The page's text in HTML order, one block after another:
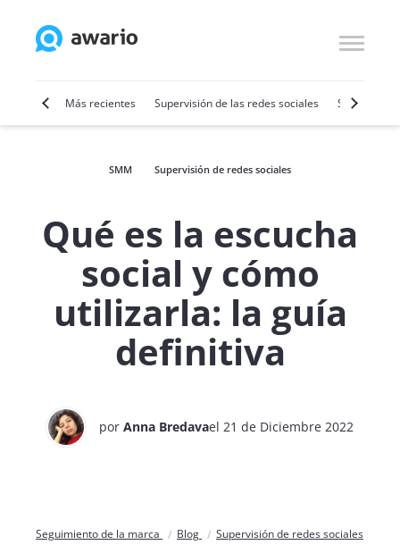
vídeo Más recientes Supervisión de las redes sociales SMM
SMM Supervisión de redes sociales
Qué es la escucha
social y cómo
utilizarla: la guía
definitiva
por Anna Bredavael 21 de Diciembre 2022
Seguimiento de la marca Blog Supervisión de redes sociales